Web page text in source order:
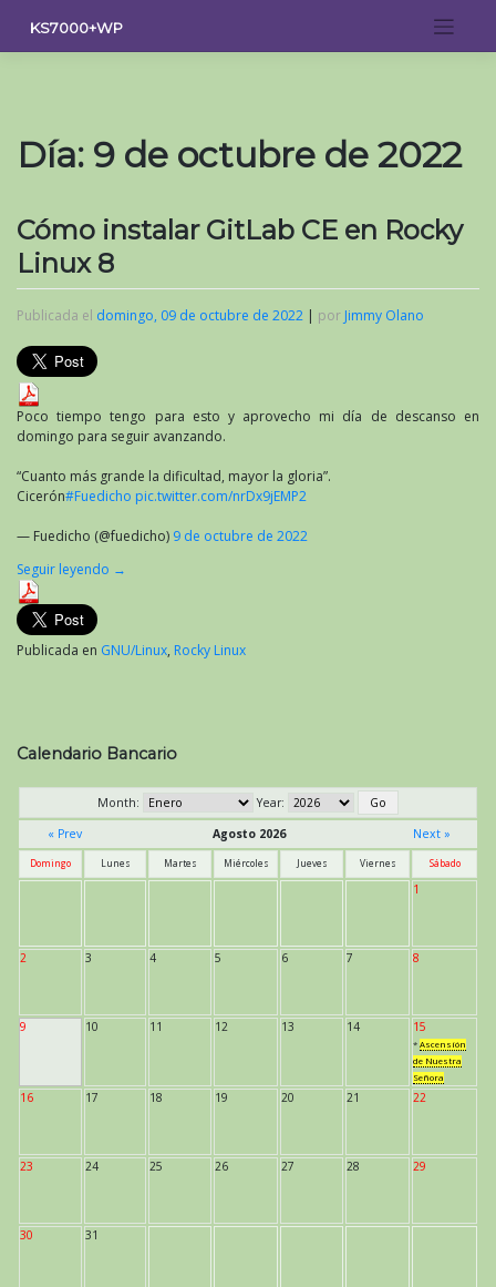
contenido
KS7000+WP
Día: 9 de octubre de 2022
Cómo instalar GitLab CE en Rocky
Linux 8
Publicada el domingo, 09 de octubre de 2022 | por Jimmy Olano
Poco tiempo tengo para esto y aprovecho mi día de descanso en
domingo para seguir avanzando.
“Cuanto más grande la dificultad, mayor la gloria”.
Cicerón#Fuedicho pic.twitter.com/nrDx9jEMP2
— Fuedicho (@fuedicho) 9 de octubre de 2022
Seguir leyendo →
Publicada en GNU/Linux, Rocky Linux
Calendario Bancario
Month:
Year:
« Prev
Agosto 2026 Next »
Domingo Lunes Martes Miércoles Jueves Viernes Sábado
1
2 3 4 5 6 7 8
9 10 11 12 13 14 15
* Ascensión
de Nuestra
Señora
16 17 18 19 20 21 22
23 24 25 26 27 28 29
30 31